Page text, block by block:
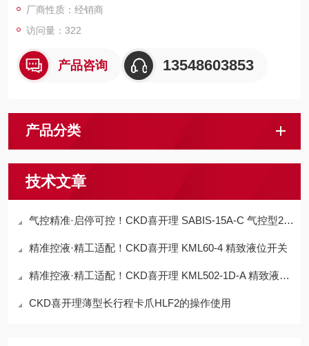
厂商性质：经销商
访问量：322
产品咨询 13548603853
产品分类
技术文章
气控精准·启停可控！CKD喜开理 SABIS-15A-C 气控型2通气缸阀
精准控液·精工适配！CKD喜开理 KML60-4 精致液位开关
精准控液·精工适配！CKD喜开理 KML502-1D-A 精致液位开关​
CKD喜开理薄型长行程卡爪HLF2的操作使用